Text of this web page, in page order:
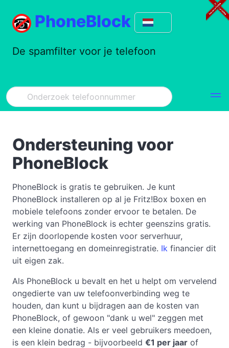
PhoneBlock
De spamfilter voor je telefoon
Ondersteuning voor
PhoneBlock
PhoneBlock is gratis te gebruiken. Je kunt
PhoneBlock installeren op al je Fritz!Box boxen en
mobiele telefoons zonder ervoor te betalen. De
werking van PhoneBlock is echter geenszins gratis.
Er zijn doorlopende kosten voor serverhuur,
internettoegang en domeinregistratie. Ik financier dit
uit eigen zak.
Als PhoneBlock u bevalt en het u helpt om vervelend
ongedierte van uw telefoonverbinding weg te
houden, dan kunt u bijdragen aan de kosten van
PhoneBlock, of gewoon "dank u wel" zeggen met
een kleine donatie. Als er veel gebruikers meedoen,
is een klein bedrag - bijvoorbeeld €1 per jaar of